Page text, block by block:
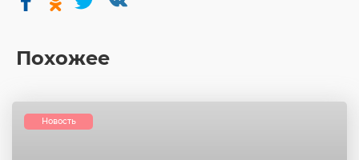
Похожее
Новость